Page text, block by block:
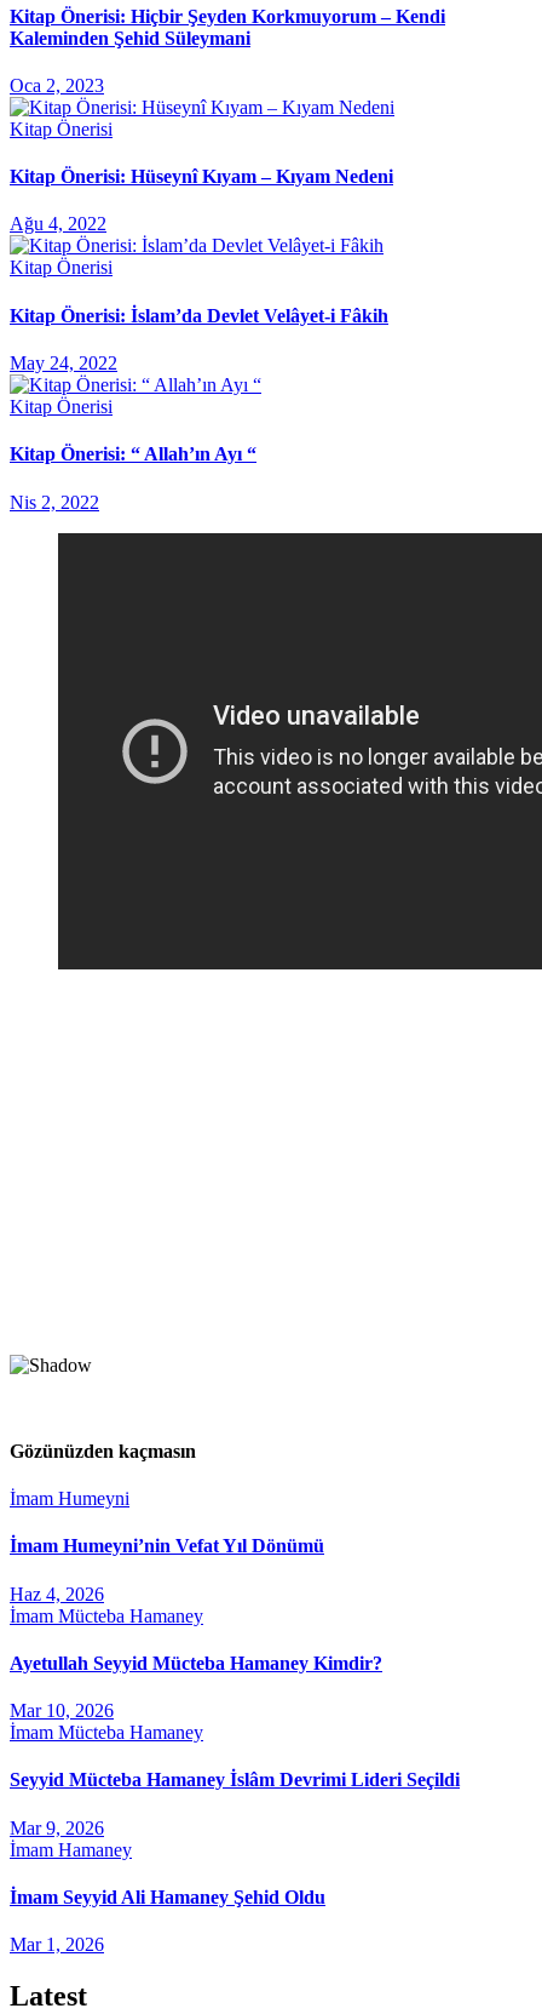
Kitap Önerisi: Hiçbir Şeyden Korkmuyorum – Kendi
Kaleminden Şehid Süleymani
Oca 2, 2023
Kitap Önerisi
Kitap Önerisi: Hüseynî Kıyam – Kıyam Nedeni
Ağu 4, 2022
Kitap Önerisi
Kitap Önerisi: İslam’da Devlet Velâyet-i Fâkih
May 24, 2022
Kitap Önerisi
Kitap Önerisi: “ Allah’ın Ayı “
Nis 2, 2022
Gözünüzden kaçmasın
İmam Humeyni
İmam Humeyni’nin Vefat Yıl Dönümü
Haz 4, 2026
İmam Mücteba Hamaney
Ayetullah Seyyid Mücteba Hamaney Kimdir?
Mar 10, 2026
İmam Mücteba Hamaney
Seyyid Mücteba Hamaney İslâm Devrimi Lideri Seçildi
Mar 9, 2026
İmam Hamaney
İmam Seyyid Ali Hamaney Şehid Oldu
Mar 1, 2026
Latest